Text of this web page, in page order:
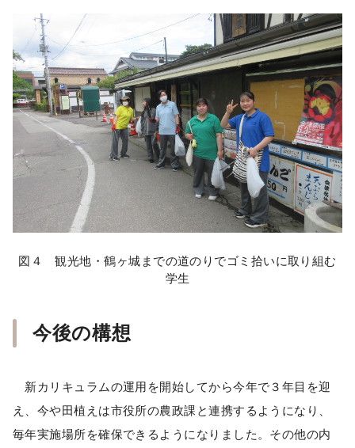
図４ 観光地・鶴ヶ城までの道のりでゴミ拾いに取り組む
学生
今後の構想
新カリキュラムの運用を開始してから今年で３年目を迎
え、今や田植えは市役所の農政課と連携するようになり、
毎年実施場所を確保できるようになりました。その他の内